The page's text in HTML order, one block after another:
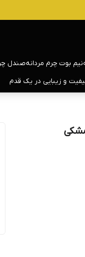
نیم بوت چرم مردانهصندل
و زیبایی در یک قدم